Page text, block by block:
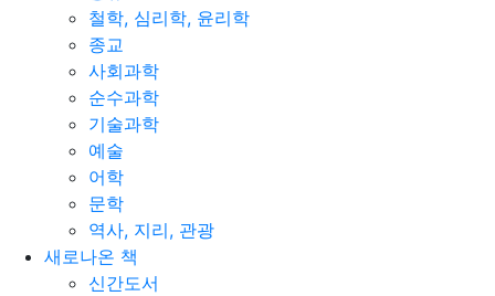
철학, 심리학, 윤리학
종교
사회과학
순수과학
기술과학
예술
어학
문학
역사, 지리, 관광
새로나온 책
신간도서